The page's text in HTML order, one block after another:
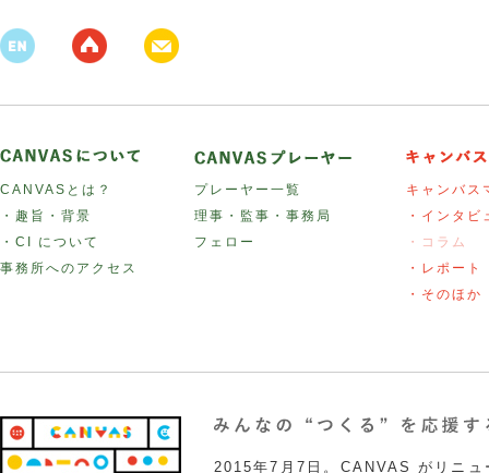
CANVASとは？
・趣旨・背景
・CI について
事務所へのアクセス
プレーヤー一覧
理事・監事・事務局
フェロー
キャンバス
・インタビ
・コラム
・レポート
・そのほか
2015年7月7日。CANVAS がリニュ